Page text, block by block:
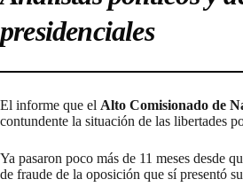
presidenciales
El informe que el Alto Comisionado de
contundente la situación de las libertades
Ya pasaron poco más de 11 meses desde
de fraude de la oposición que sí presentó